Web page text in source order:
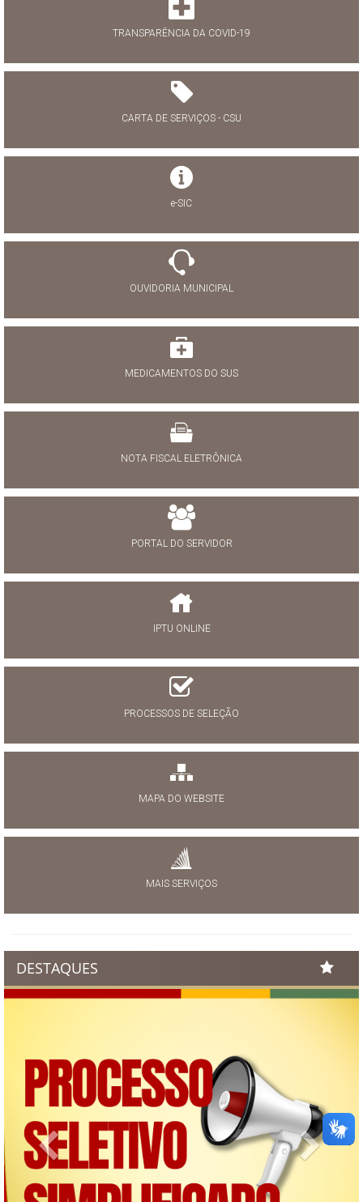
TRANSPARÊNCIA DA COVID-19
CARTA DE SERVIÇOS - CSU
e-SIC
OUVIDORIA MUNICIPAL
MEDICAMENTOS DO SUS
NOTA FISCAL ELETRÔNICA
PORTAL DO SERVIDOR
IPTU ONLINE
PROCESSOS DE SELEÇÃO
MAPA DO WEBSITE
MAIS SERVIÇOS
DESTAQUES
Previous Next